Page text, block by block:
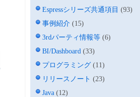
Espressシリーズ共通項目 (93)
事例紹介 (15)
3rdパーティ情報等 (6)
BI/Dashboard (33)
プログラミング (11)
リリースノート (23)
Java (12)